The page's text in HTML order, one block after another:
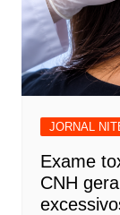
JORNAL
Exame
CNH